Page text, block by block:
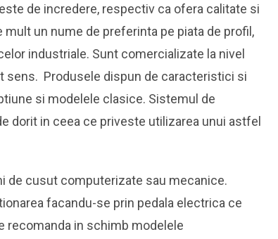
de incredere, respectiv ca ofera calitate si
un nume de preferinta pe piata de profil,
industriale. Sunt comercializate la nivel
sens. Produsele dispun de caracteristici si
si modelele clasice. Sistemul de
dorit in ceea ce priveste utilizarea unui astfel
de cusut computerizate sau mecanice.
facandu-se prin pedala electrica ce
recomanda in schimb modelele